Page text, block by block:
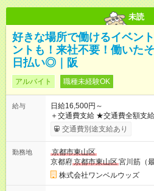
未読
好きな場所で働けるイベン
ントも！来社不要！働いた
日払い◎｜阪
アルバイト 職種未経験OK
給与
日給16,500円～
＋交通費支給 ★交通費全額支給！ ★日払いOK！（規定あり） ┗
働いたその日に現金GET♪ お
交通費別途支給あり
勤務地
京都市東山区
京都府京都市東山区宮川筋（
株式会社ワンベルウッズ